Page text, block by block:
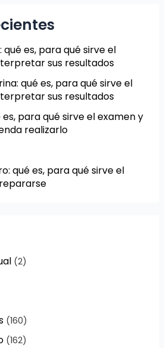
es, para qué sirve el
sus resultados
qué es, para qué sirve el
sus resultados
para qué sirve el examen y
realizarlo
qué es, para qué sirve el
(2)
(160)
(162)